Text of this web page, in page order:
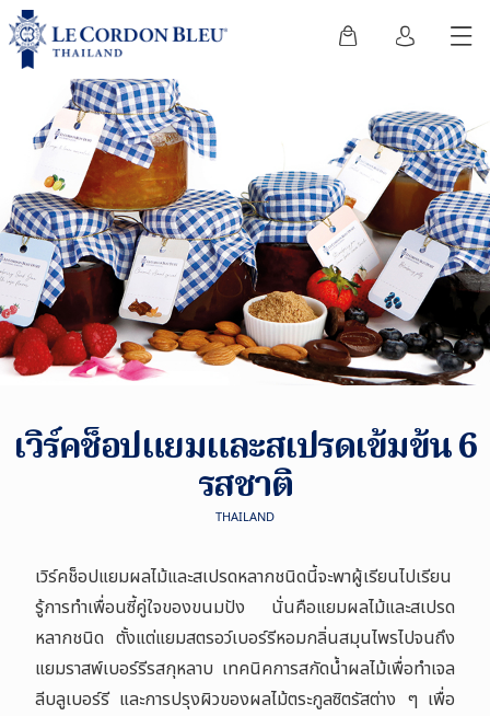
เวิร์คช็อปแยมและสเปรดเข้มข้น 6
รสชาติ
THAILAND
เวิร์คช็อปแยมผลไม้และสเปรดหลากชนิดนี้จะพาผู้เรียนไปเรียน
รู้การทำเพื่อนซี้คู่ใจของขนมปัง นั่นคือแยมผลไม้และสเปรด
หลากชนิด ตั้งแต่แยมสตรอว์เบอร์รีหอมกลิ่นสมุนไพรไปจนถึง
แยมราสพ์เบอร์รีรสกุหลาบ เทคนิคการสกัดน้ำผลไม้เพื่อทำเจล
ลีบลูเบอร์รี และการปรุงผิวของผลไม้ตระกูลซิตรัสต่าง ๆ เพื่อ